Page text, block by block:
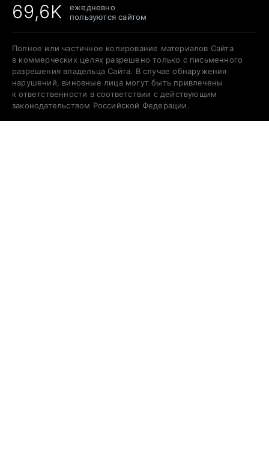
69,6K
ежедневно
пользуются сайтом
Полное или частичное копирование материалов Сайта
в коммерческих целях разрешено только с письменного
разрешения владельца Сайта. В случае обнаружения
нарушений, виновные лица могут быть привлечены
к ответственности в соответствии с действующим
законодательством Российской Федерации.